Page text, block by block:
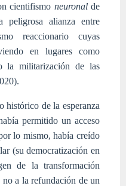
cientifismo neuronalde
peligrosa alianza entre
reaccionario cuyas
en lugares como
la militarización de las
histórico de la esperanza
permitido un acceso
lo mismo, había creído
(su democratización en
de la transformación
a la refundación de un